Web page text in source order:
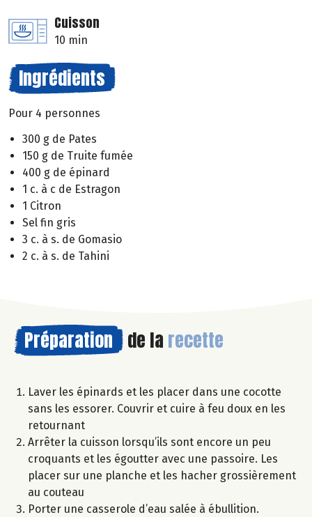
Cuisson
10 min
Ingrédients
Pour 4 personnes
300 g de Pates
150 g de Truite fumée
400 g de épinard
1 c. à c de Estragon
1 Citron
Sel fin gris
3 c. à s. de Gomasio
2 c. à s. de Tahini
Préparation de la recette
Laver les épinards et les placer dans une cocotte
sans les essorer. Couvrir et cuire à feu doux en les
retournant
Arrêter la cuisson lorsqu’ils sont encore un peu
croquants et les égoutter avec une passoire. Les
placer sur une planche et les hacher grossièrement
au couteau
Porter une casserole d’eau salée à ébullition.